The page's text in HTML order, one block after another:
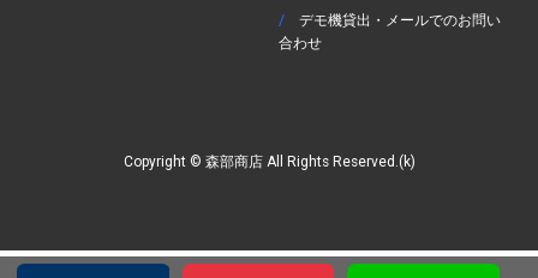
/ デモ機貸出・メールでのお問い
合わせ
Copyright © 森部商店 All Rights Reserved.(k)